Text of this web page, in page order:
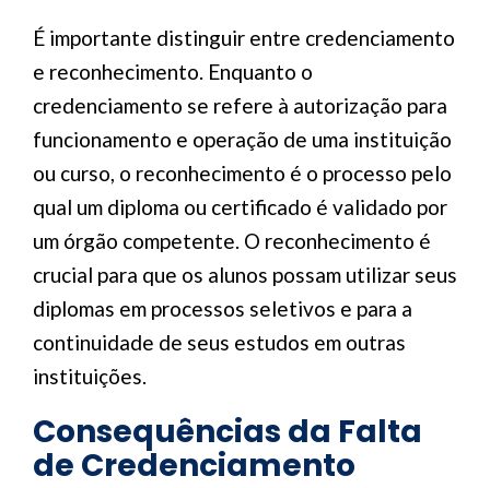
É importante distinguir entre credenciamento
e reconhecimento. Enquanto o
credenciamento se refere à autorização para
funcionamento e operação de uma instituição
ou curso, o reconhecimento é o processo pelo
qual um diploma ou certificado é validado por
um órgão competente. O reconhecimento é
crucial para que os alunos possam utilizar seus
diplomas em processos seletivos e para a
continuidade de seus estudos em outras
instituições.
Consequências da Falta
de Credenciamento